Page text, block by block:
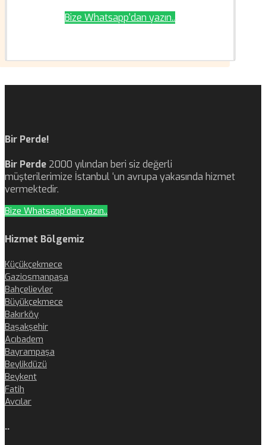
Bize Whatsapp'dan yazın..
Bir Perde!
Bir Perde 2000 yılından beri siz değerli
müşterilerimize İstanbul ‘un avrupa yakasında hizmet
vermektedir.
Bize Whatsapp'dan yazın..
Hizmet Bölgemiz
Küçükçekmece
Gaziosmanpaşa
Bahçelievler
Büyükçekmece
Bakırköy
Başakşehir
Acıbadem
Bayrampaşa
Beylikdüzü
Beykent
Fatih
Avcılar
..